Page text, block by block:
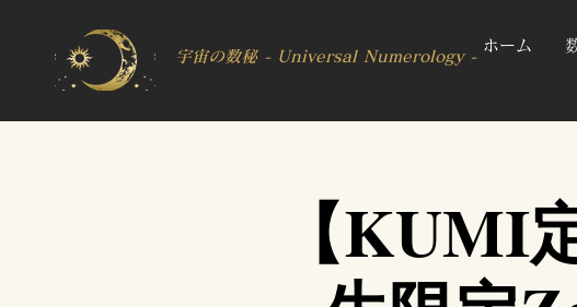
ホーム
宇宙の数秘 - Universal Numerology -
【KUMI